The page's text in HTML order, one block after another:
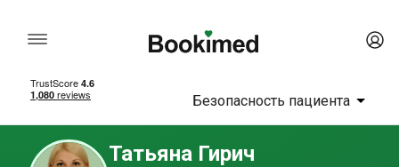
Безопасность пациента
Татьяна Гирич